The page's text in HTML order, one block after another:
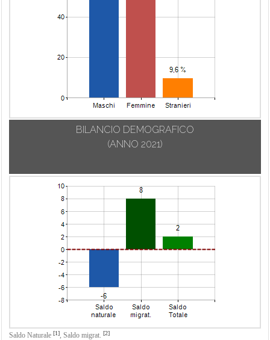
BILANCIO DEMOGRAFICO
(ANNO 2021)
Saldo Naturale [1], Saldo migrat. [2]